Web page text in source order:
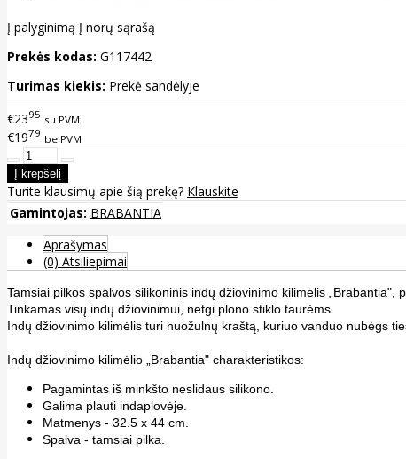
Į palyginimą Į norų sąrašą
Prekės kodas: G117442
Turimas kiekis: Prekė sandėlyje
€2395 su PVM
€1979 be PVM
Turite klausimų apie šią prekę? Klauskite
Gamintojas: BRABANTIA
Aprašymas
(0) Atsiliepimai
Tamsiai pilkos spalvos silikoninis indų džiovinimo kilimėlis „Brabantia",
Tinkamas visų indų džiovinimui, netgi plono stiklo taurėms.
Indų džiovinimo kilimėlis turi nuožulnų kraštą, kuriuo vanduo nubėgs
Indų džiovinimo kilimėlio „Brabantia" charakteristikos:
Pagamintas iš minkšto neslidaus silikono.
Galima plauti indaplovėje.
Matmenys - 32.5 x 44 cm.
Spalva - tamsiai pilka.